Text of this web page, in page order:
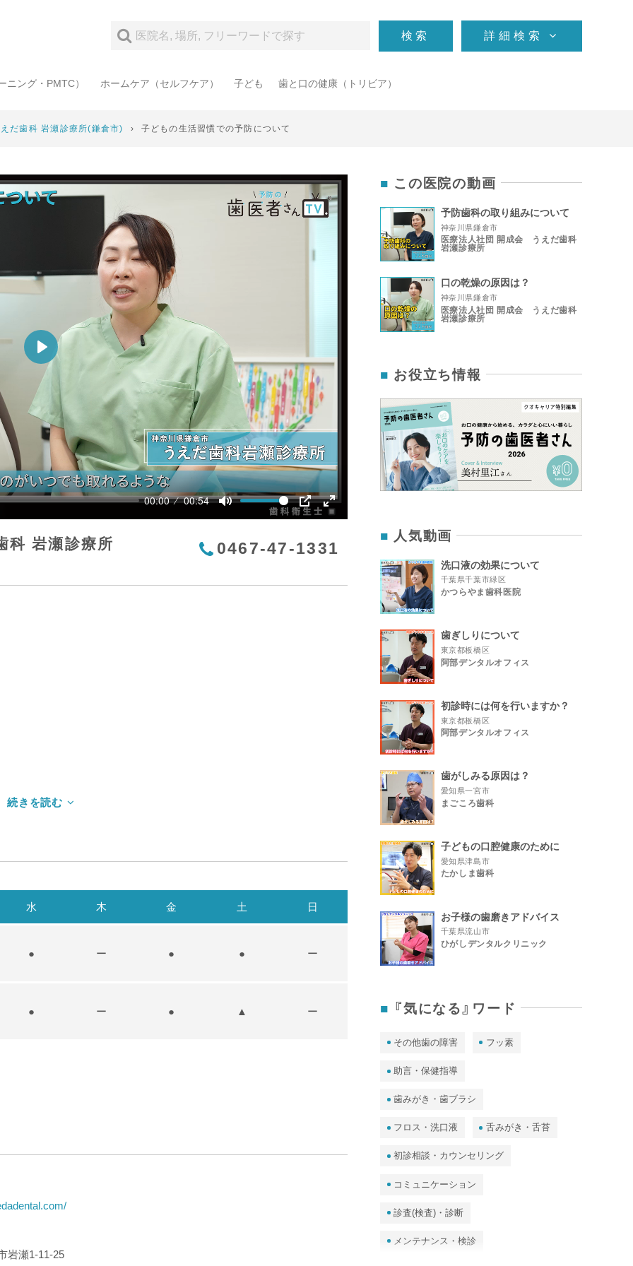
検索 詳細検索
ニング・PMTC） ホームケア（セルフケア） 子ども 歯と口の健康（トリビア）
だ歯科 岩瀬診療所(鎌倉市) › 子どもの生活習慣での予防について
00:00 00:54
Mute PIP Enter
Play
岩瀬診療所 0467-47-1331
水 木 金 土 日
● ー ● ● ー
● ー ● ▲ ー
岩瀬1-11-25
この医院の動画
予防歯科の取り組みについて
神奈川県鎌倉市
医療法人社団 開成会 うえだ歯科
岩瀬診療所
口の乾燥の原因は？
神奈川県鎌倉市
医療法人社団 開成会 うえだ歯科
岩瀬診療所
お役立ち情報
人気動画
洗口液の効果について
千葉県千葉市緑区
かつらやま歯科医院
歯ぎしりについて
東京都板橋区
阿部デンタルオフィス
初診時には何を行いますか？
東京都板橋区
阿部デンタルオフィス
歯がしみる原因は？
愛知県一宮市
まごころ歯科
子どもの口腔健康のために
愛知県津島市
たかしま歯科
お子様の歯磨きアドバイス
千葉県流山市
ひがしデンタルクリニック
『気になる』ワード
その他歯の障害 フッ素
助言・保健指導
歯みがき・歯ブラシ
フロス・洗口液 舌みがき・舌苔
初診相談・カウンセリング
コミュニケーション
診査(検査)・診断
メンテナンス・検診